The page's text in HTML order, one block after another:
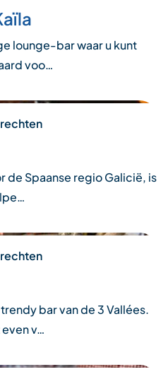
lounge-bar waar u kunt
voo…
de Spaanse regio Galicië, is
bar van de 3 Vallées.
v…